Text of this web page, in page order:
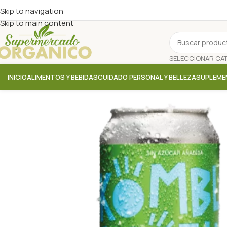
Skip to navigation
Skip to main content
INICIOALIMENTOS Y BEBIDASCUIDADO PERSONAL Y BELLEZA